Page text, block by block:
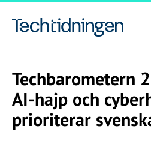
Techbarometern
AI-hajp och
prioriterar